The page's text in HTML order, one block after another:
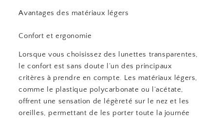
Avantages des matériaux légers
Confort et ergonomie
Lorsque vous choisissez des lunettes transparentes,
le confort est sans doute l’un des principaux
critères à prendre en compte. Les matériaux légers,
comme le plastique polycarbonate ou l’acétate,
offrent une sensation de légèreté sur le nez et les
oreilles, permettant de les porter toute la journée